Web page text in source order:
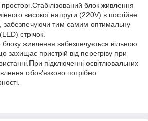
блок живлення
високої напруги (220V) в постійне
забезпечуючи тим самим оптимальну
стрічок.
живлення забезпечується вільною
захищає пристрій від перегріву при
підключенні освітлювальних
обов'язково потрібно